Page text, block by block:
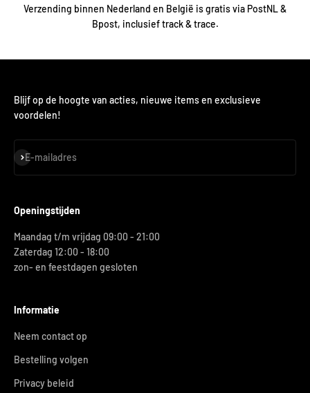
Verzending binnen Nederland en België is gratis via PostNL &
Bpost, inclusief track & trace.
Blijf op de hoogte van acties, nieuwe items en exclusieve
voordelen!
E-mailadres
Abonneren
Openingstijden
Maandag t/m vrijdag 09:00 - 21:00
Zaterdag 12:00 - 18:00
zon- en feestdagen gesloten
Informatie
Neem contact op
Bestelling volgen
Privacy beleid